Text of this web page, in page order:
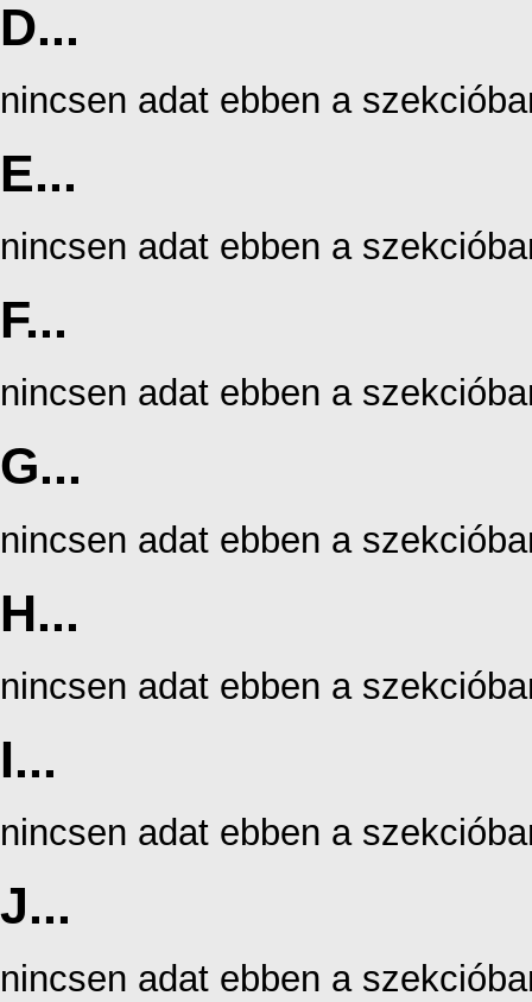
D...
nincsen adat ebben a
E...
nincsen adat ebben a
F...
nincsen adat ebben a
G...
nincsen adat ebben a
H...
nincsen adat ebben a
I...
nincsen adat ebben a
J...
nincsen adat ebben a